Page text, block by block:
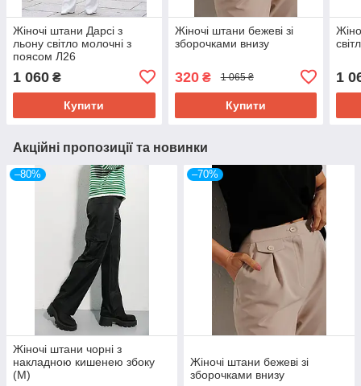
Жіночі штани Дарсі з
льону світло молочні з
поясом Л26
1 060 ₴
Купити
Жіночі штани бежеві зі
зборочками внизу
320₴ 1 065 ₴
Купити
1
Акційні пропозиції та новинки
–80%
Жіночі штани чорні з
накладною кишенею збоку
(M)
–70%
Жіночі штани бежеві зі
зборочками внизу